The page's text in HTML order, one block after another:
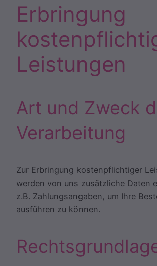
Erbringung
Leistungen
Art und Zweck
Verarbeitung
Zur Erbringung kostenpflichtiger
werden von uns zusätzliche Daten
z.B. Zahlungsangaben, um Ihre
ausführen zu können.